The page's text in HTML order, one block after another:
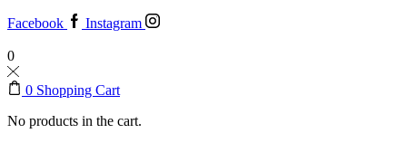
Facebook Instagram
0
0 Shopping Cart
No products in the cart.